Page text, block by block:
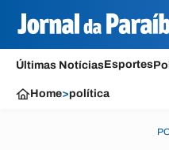
Últimas NotíciasEsportes
Home>política